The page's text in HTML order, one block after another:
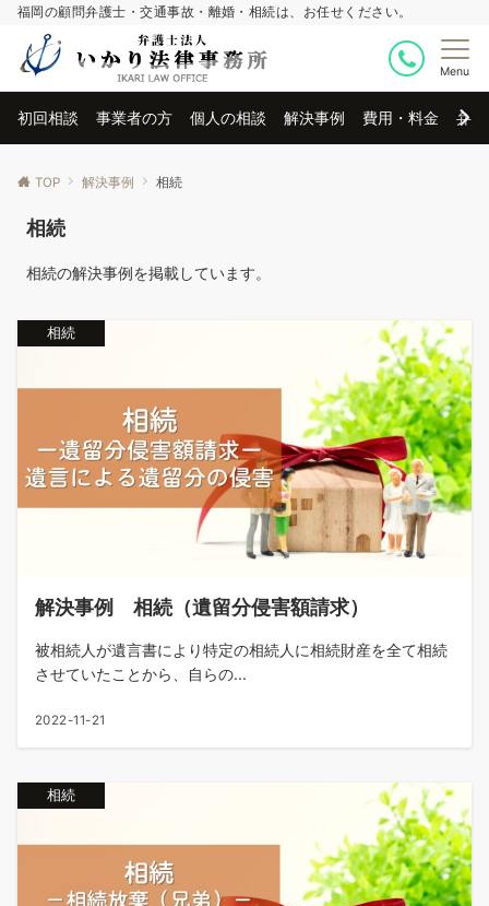
福岡の顧問弁護士・交通事故・離婚・相続は、お任せください。
Menu
初回相談 事業者の方 個人の相談 解決事例 費用・料金 弁
TOP 解決事例 相続
相続
相続の解決事例を掲載しています。
相続
解決事例 相続（遺留分侵害額請求）
被相続人が遺言書により特定の相続人に相続財産を全て相続
させていたことから、自らの...
2022-11-21
相続